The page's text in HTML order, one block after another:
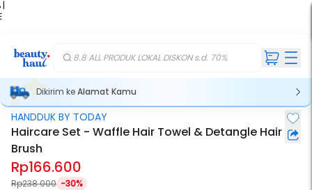
|
8.8 ALL PRODUK LOKAL DISKON s.d. 70%
Dikirim keAlamat Kamu
HANDDUK BY TODAY
Haircare Set - Waffle Hair Towel & Detangle Hair
Brush
Rp166.600
Rp238.000 -30%